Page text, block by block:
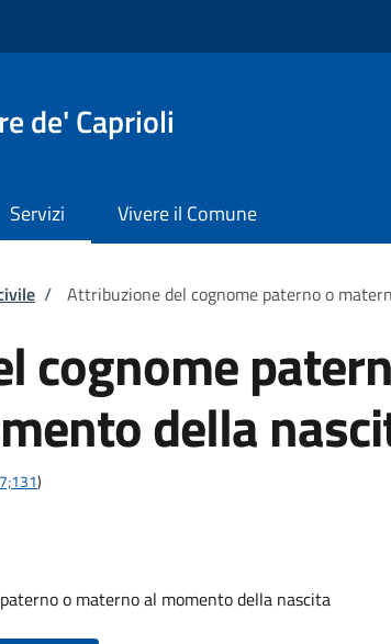
de' Caprioli
Servizi Vivere il Comune
/ Attribuzione del cognome paterno o
cognome
della
)
o materno al momento della nascita